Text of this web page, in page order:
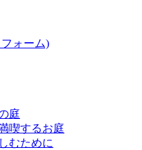
ォーム)
庭
喫するお庭
むために